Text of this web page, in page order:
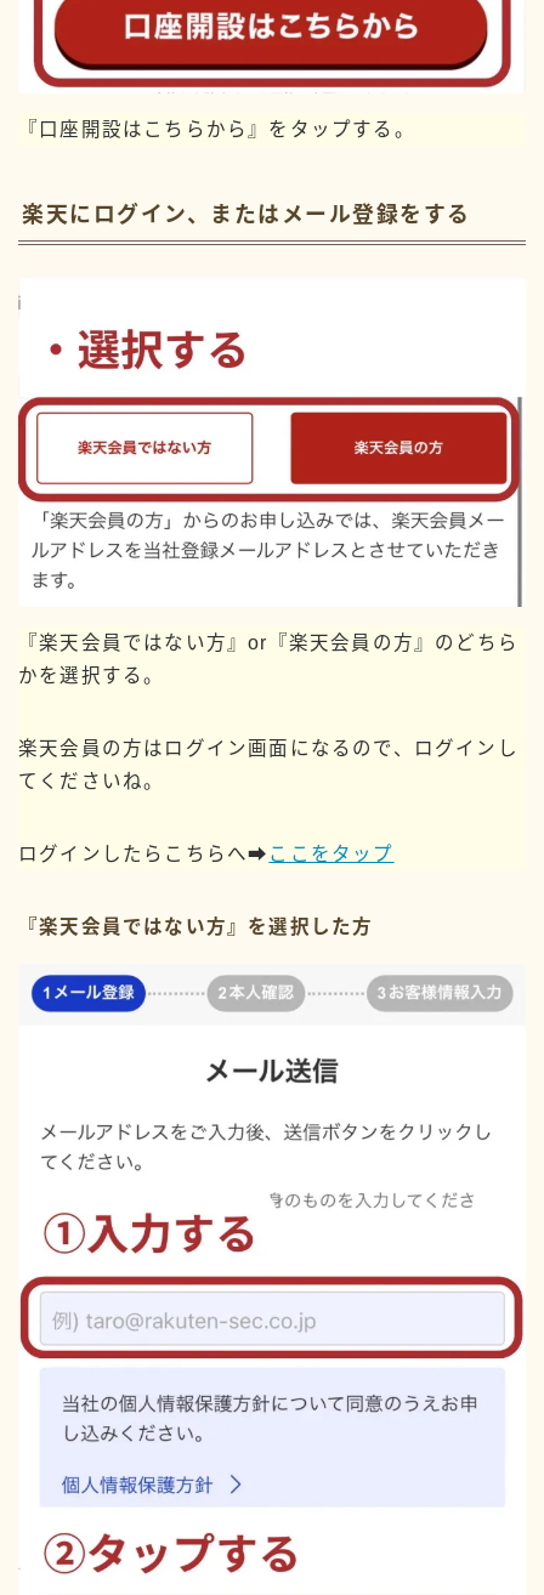
『口座開設はこちらから』をタップする。
楽天にログイン、またはメール登録をする
『楽天会員ではない方』or『楽天会員の方』のどちら
かを選択する。
楽天会員の方はログイン画面になるので、ログインし
てくださいね。
ログインしたらこちらへ➡︎ ここをタップ
『楽天会員ではない方』を選択した方